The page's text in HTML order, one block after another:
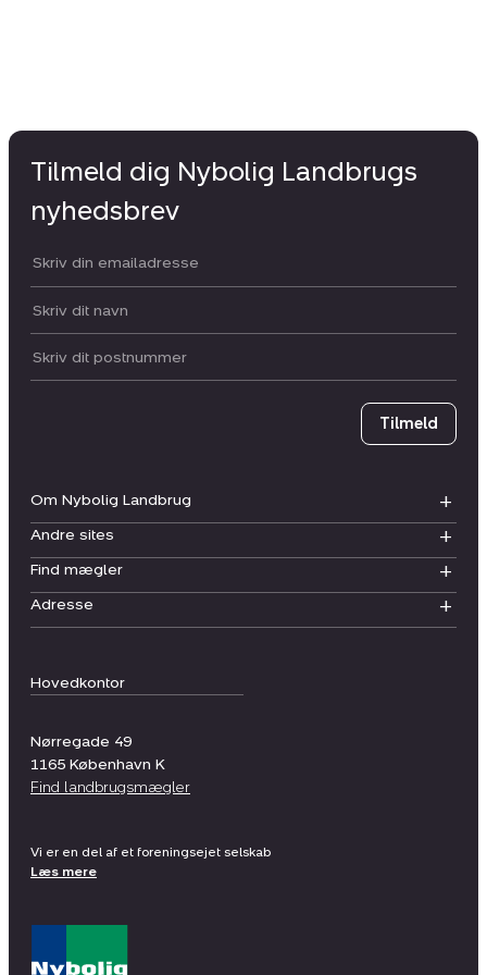
Hovedkontor
Nørregade 49
1165 København K
Find landbrugsmægler
Om Nybolig Landbrug
Andre sites
Find mægler
Adresse
Tilmeld dig Nybolig Landbrugs
nyhedsbrev
Din email:
Dit navn:
Postnummer
Tilmeld
Vi er en del af et foreningsejet selskab
Læs mere